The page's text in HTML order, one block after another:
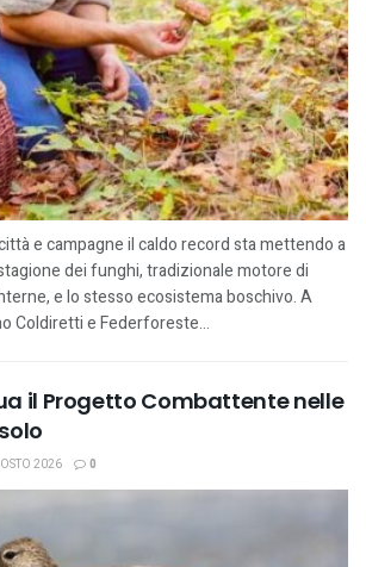
e campagne il caldo record sta mettendo a
dei funghi, tradizionale motore di
e lo stesso ecosistema boschivo. A
Coldiretti e Federforeste...
il Progetto Combattente nelle
2026 0